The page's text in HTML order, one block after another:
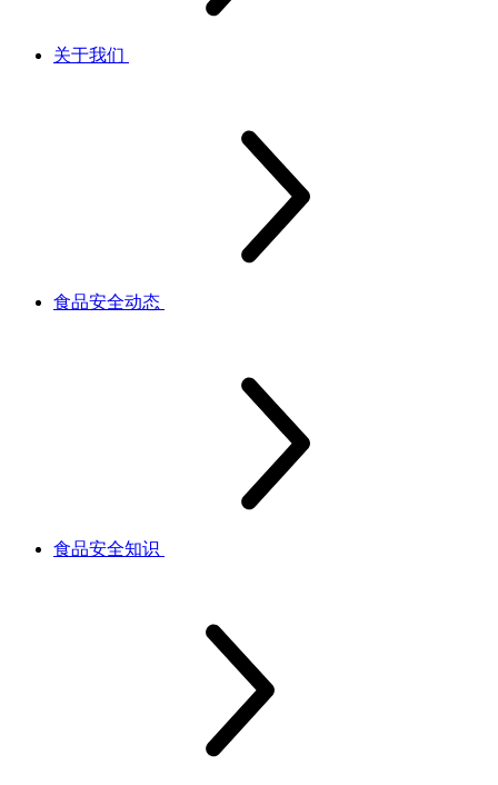
关于我们
食品安全动态
食品安全知识